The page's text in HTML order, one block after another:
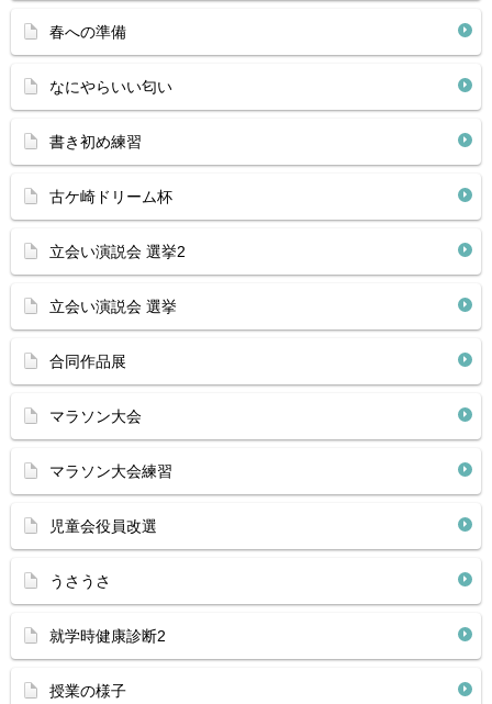
春への準備
なにやらいい匂い
書き初め練習
古ケ崎ドリーム杯
立会い演説会 選挙2
立会い演説会 選挙
合同作品展
マラソン大会
マラソン大会練習
児童会役員改選
うさうさ
就学時健康診断2
授業の様子